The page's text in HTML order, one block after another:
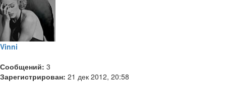
Vinni
Сообщений: 3
Зарегистрирован: 21 дек 2012, 20:58